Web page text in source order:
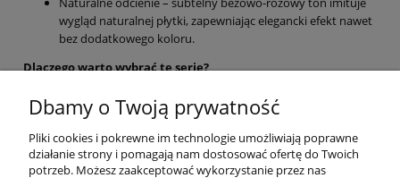
wygląd naturalnej płytki, zapewniając elegancki efekt nawet
bez dodatkowego koloru.
Dlaczego warto wybrać tę serię?
zarówno dla profesjonalnych stylistek paznokci, jak i do domowej
manicure hybrydowego, eliminując ryzyko zapowietrzania i
odprysków. Dzięki nim paznokcie zyskują zdrowy wygląd, większą
Dbamy o Twoją prywatność
Pliki cookies i pokrewne im technologie umożliwiają poprawne
działanie strony i pomagają nam dostosować ofertę do Twoich
potrzeb. Możesz zaakceptować wykorzystanie przez nas